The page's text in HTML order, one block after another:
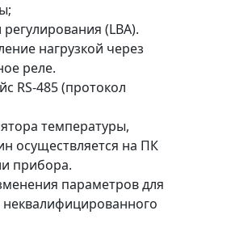
(LBA).
нагрузкой через
реле.
RS-485 (протокол
температуры,
осуществляется на ПК
прибора.
параметров для
неквалифицированного